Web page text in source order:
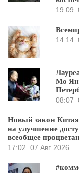
19:09
14:14
Мо
08:07
Новый закон Китая
на улучшение
всеобщее
17:02 07 Авг 2026